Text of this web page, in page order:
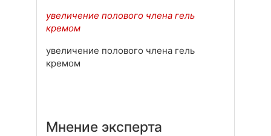
увеличение полового члена гель
кремом
увеличение полового члена гель
кремом
Мнение эксперта